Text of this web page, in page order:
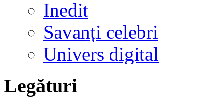
Inedit
Savanți celebri
Univers digital
Legături